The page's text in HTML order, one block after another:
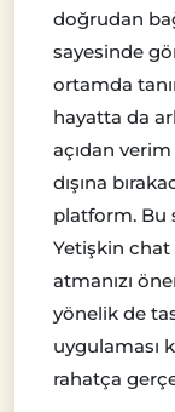
doğrudan
sayesinde
ortamda
hayatta da
açıdan verim
dışına
platform. Bu
Yetişkin chat
atmanızı
yönelik de
uygulaması
rahatça